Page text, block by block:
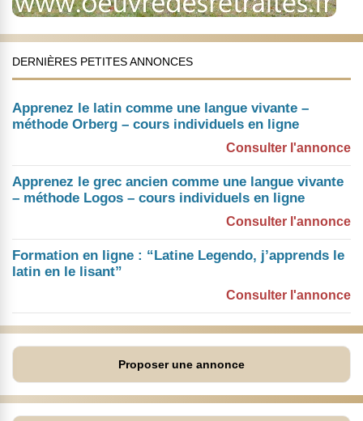
DERNIÈRES PETITES ANNONCES
Apprenez le latin comme une langue vivante –
méthode Orberg – cours individuels en ligne
Consulter l'annonce
Apprenez le grec ancien comme une langue vivante
– méthode Logos – cours individuels en ligne
Consulter l'annonce
Formation en ligne : “Latine Legendo, j’apprends le
latin en le lisant”
Consulter l'annonce
Proposer une annonce